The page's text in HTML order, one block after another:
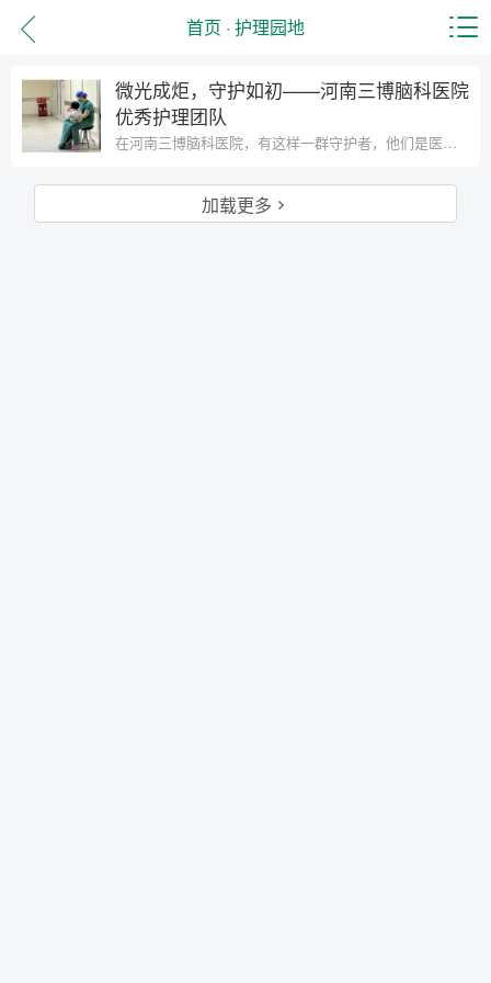
首页 · 护理园地
微光成炬，守护如初——河南三博脑科医院
优秀护理团队
在河南三博脑科医院，有这样一群守护者，他们是医生的“左右手”，是患者病痛中的“慰藉者”，更是黑夜里照亮康复之路的“提灯人”。日复一日，他们用专业铸就安全防线，用温情抚慰伤
加载更多